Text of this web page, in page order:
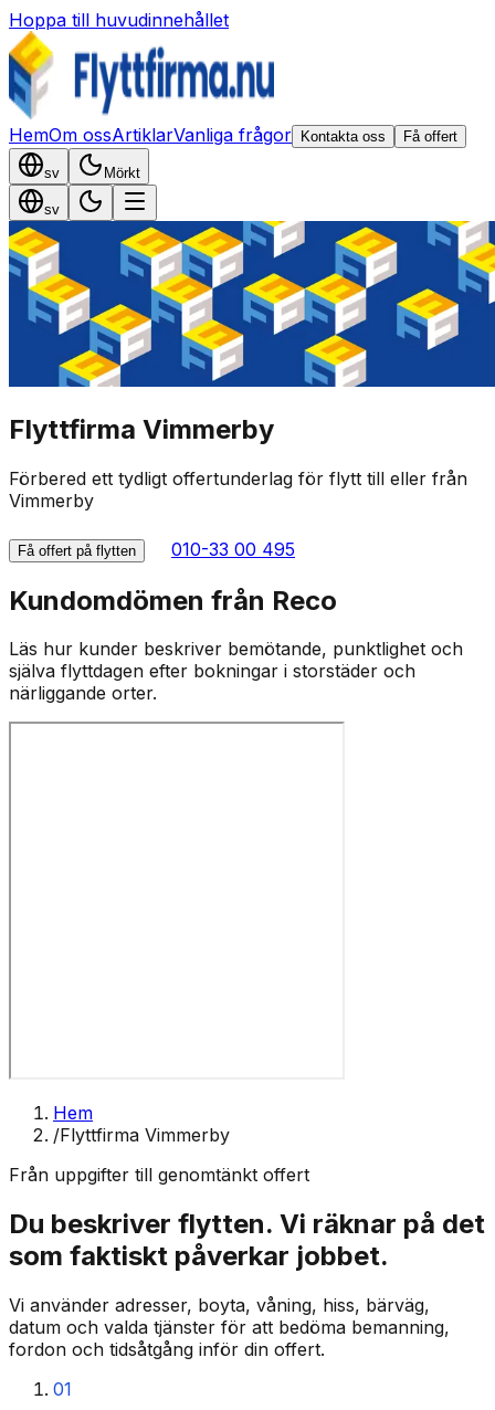
Hoppa till huvudinnehållet
HemOm ossArtiklarVanliga frågor Kontakta oss Få offert
sv Mörkt
sv
Flyttfirma Vimmerby
Förbered ett tydligt offertunderlag för flytt till eller från
Vimmerby
Få offert på flytten 010-33 00 495
Kundomdömen från Reco
Läs hur kunder beskriver bemötande, punktlighet och
själva flyttdagen efter bokningar i storstäder och
närliggande orter.
Hem
/Flyttfirma Vimmerby
Från uppgifter till genomtänkt offert
Du beskriver flytten. Vi räknar på det
som faktiskt påverkar jobbet.
Vi använder adresser, boyta, våning, hiss, bärväg,
datum och valda tjänster för att bedöma bemanning,
fordon och tidsåtgång inför din offert.
01